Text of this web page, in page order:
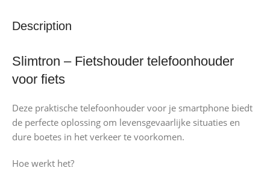
Description
Slimtron – Fietshouder telefoonhouder
voor fiets
Deze praktische telefoonhouder voor je smartphone biedt
de perfecte oplossing om levensgevaarlijke situaties en
dure boetes in het verkeer te voorkomen.
Hoe werkt het?